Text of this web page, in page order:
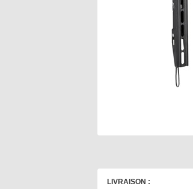
LIVRAISON :